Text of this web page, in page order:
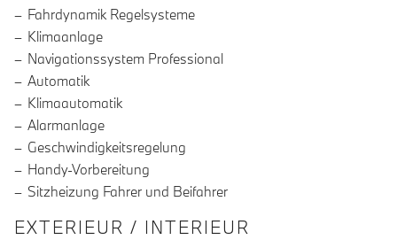
Fahrdynamik Regelsysteme
Klimaanlage
Navigationssystem Professional
Automatik
Klimaautomatik
Alarmanlage
Geschwindigkeitsregelung
Handy-Vorbereitung
Sitzheizung Fahrer und Beifahrer
EXTERIEUR / INTERIEUR